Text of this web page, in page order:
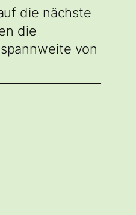
die nächste
die
von